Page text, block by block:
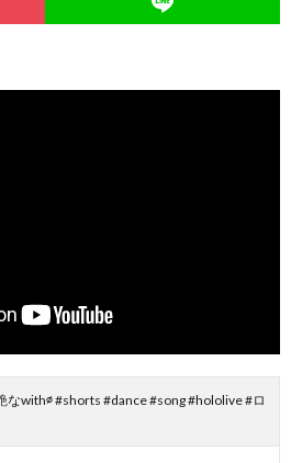
なwith∅ #shorts #dance #song #hololive #ロ